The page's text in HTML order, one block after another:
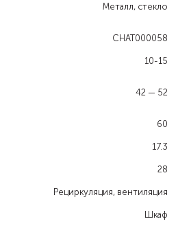
Металл, стекло
CHAT000058
10-15
42 — 52
60
17.3
28
Рециркуляция, вентиляция
Шкаф